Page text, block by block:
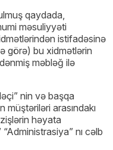
qaydada,
məsuliyyəti
istifadəsinə
görə) bu xidmətlərin
məbləğ ilə
nin və başqa
arasındakı
həyata
nı cəlb